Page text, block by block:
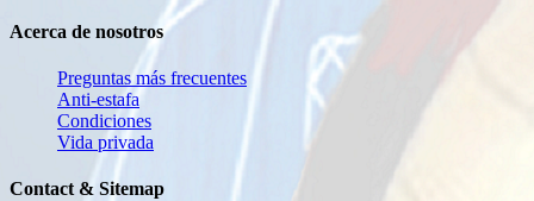
Acerca de nosotros
Preguntas más frecuentes
Anti-estafa
Condiciones
Vida privada
Contact & Sitemap